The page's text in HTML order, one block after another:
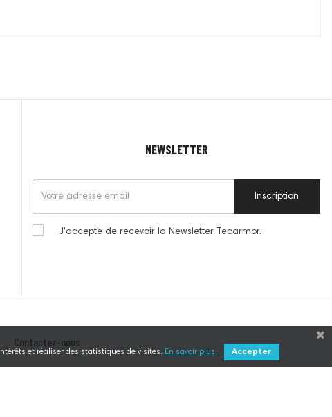
NEWSLETTER
Inscription
J'accepte de recevoir la Newsletter Tecarmor.
Contactez-nous
et réaliser des statistiques de visites. En savoir plus. Accepter